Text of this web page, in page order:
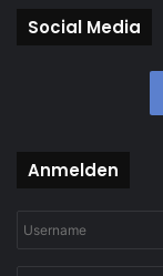
Social Media
Anmelden